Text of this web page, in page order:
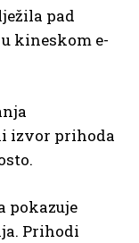
pad
kineskom e-
izvor prihoda
pokazuje
Prihodi